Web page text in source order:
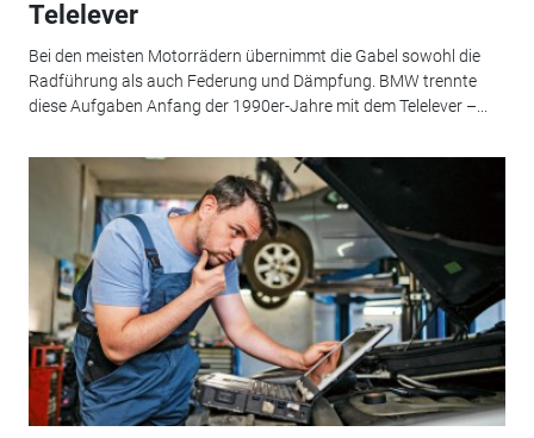
Telelever
Bei den meisten Motorrädern übernimmt die Gabel sowohl die
Radführung als auch Federung und Dämpfung. BMW trennte
diese Aufgaben Anfang der 1990er-Jahre mit dem Telelever –...